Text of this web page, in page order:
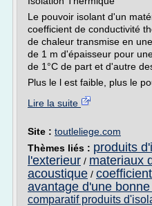
Le pouvoir isolant d'un
coefficient de conductivité
de chaleur transmise en
de 1 m d'épaisseur pour
de 1°C de part et d'autre
Plus le l est faible, plus le
Lire la suite
Site : toutleliege.com
Thèmes liés : produits
l'exterieur / materiaux
acoustique /
avantage d'une
comparatif produits